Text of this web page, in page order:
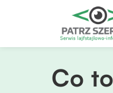
Co